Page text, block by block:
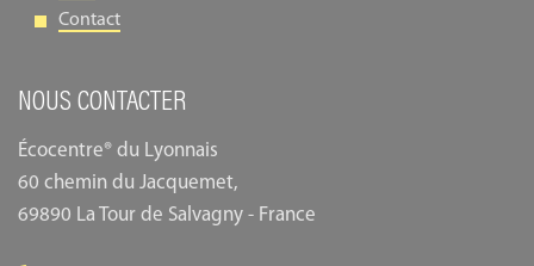
Contact
NOUS CONTACTER
Écocentre® du Lyonnais
60 chemin du Jacquemet,
69890 La Tour de Salvagny - France